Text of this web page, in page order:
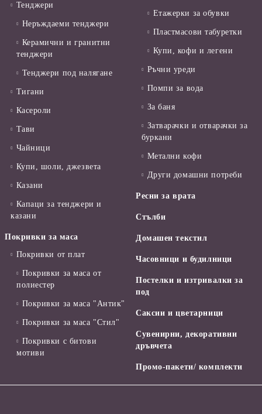
Тенджери
Неръждаеми тенджери
Керамични и гранитни
тенджери
Тенджери под налягане
Тигани
Касероли
Тави
Чайници
Купи, шоли, джезвета
Казани
Капаци за тенджери и
казани
Покривки за маса
Покривки от плат
Покривки за маса от
полиестер
Покривки за маса "Антик"
Покривки за маса "Стил"
Покривки с битови
мотиви
Етажерки за обувки
Пластмасови табуретки
Купи, кофи и легени
Ръчни уреди
Помпи за вода
За баня
Затварачки и отварачки за
буркани
Метални кофи
Други домашни потреби
Ресни за врата
Стълби
Домашен текстил
Часовници и будилници
Постелки и изтривалки за
под
Саксии и цветарници
Сувенирни, декоративни
дръвчета
Промо-пакети/ комплекти